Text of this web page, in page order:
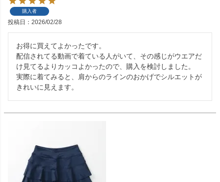
購入者
投稿日 2026/02/28
お得に買えてよかったです。
配信されてる動画で着ている人がいて、その感じがウエアだ
け見てるよりカッコよかったので、購入を検討しました。
実際に着てみると、肩からのラインのおかげでシルエットが
きれいに見えます。